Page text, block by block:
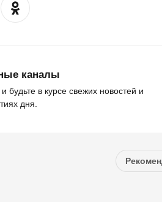
каналы
будьте в курсе свежих новостей и
дня.